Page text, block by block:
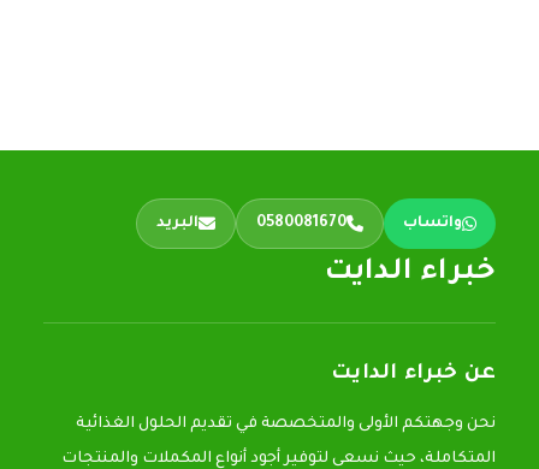
واتساب 0580081670 البريد
خبراء الدايت
عن خبراء الدايت
نحن وجهتكم الأولى والمتخصصة في تقديم الحلول الغذائية
المتكاملة، حيث نسعى لتوفير أجود أنواع المكملات والمنتجات